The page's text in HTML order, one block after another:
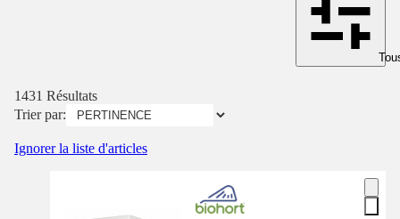
1431 Résultats
Trier par:
Ignorer la liste d'articles